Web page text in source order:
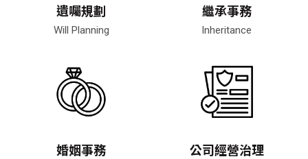
遺囑規劃
Will Planning
繼承事務
Inheritance
婚姻事務 公司經營治理